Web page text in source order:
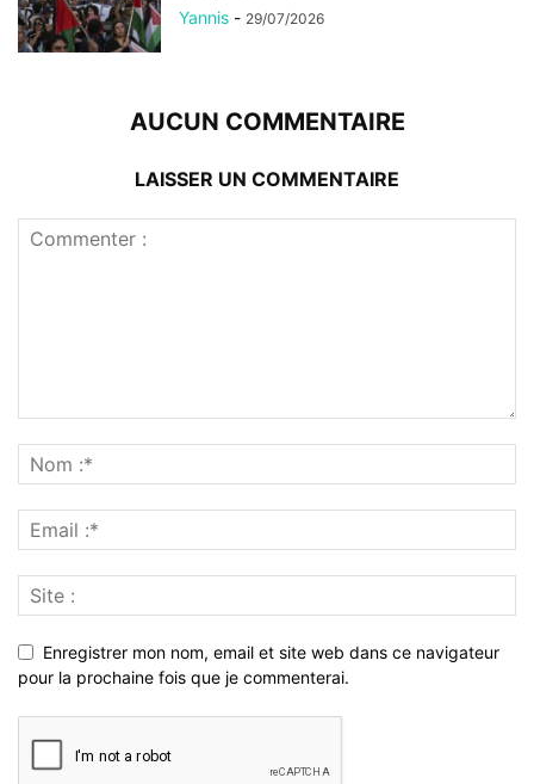
Yannis - 29/07/2026
AUCUN COMMENTAIRE
LAISSER UN COMMENTAIRE
Enregistrer mon nom, email et site web dans ce navigateur
pour la prochaine fois que je commenterai.